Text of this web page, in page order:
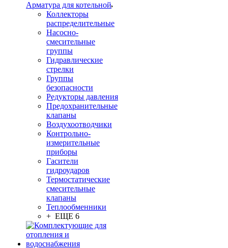
Арматура для котельной
Коллекторы
распределительные
Насосно-
смесительные
группы
Гидравлические
стрелки
Группы
безопасности
Редукторы давления
Предохранительные
клапаны
Воздухоотводчики
Контрольно-
измерительные
приборы
Гасители
гидроударов
Термостатические
смесительные
клапаны
Теплообменники
+ ЕЩЕ 6